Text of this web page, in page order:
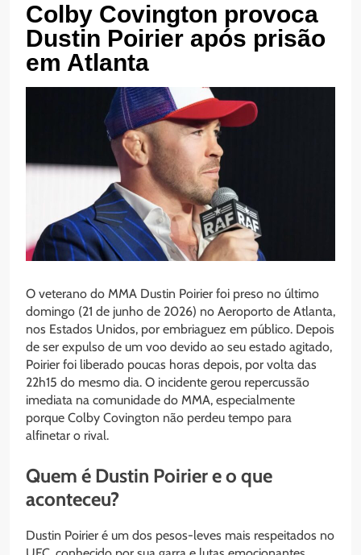
Colby Covington provoca
Dustin Poirier após prisão
em Atlanta
O veterano do MMA Dustin Poirier foi preso no último
domingo (21 de junho de 2026) no Aeroporto de Atlanta,
nos Estados Unidos, por embriaguez em público. Depois
de ser expulso de um voo devido ao seu estado agitado,
Poirier foi liberado poucas horas depois, por volta das
22h15 do mesmo dia. O incidente gerou repercussão
imediata na comunidade do MMA, especialmente
porque Colby Covington não perdeu tempo para
alfinetar o rival.
Quem é Dustin Poirier e o que
aconteceu?
Dustin Poirier é um dos pesos-leves mais respeitados no